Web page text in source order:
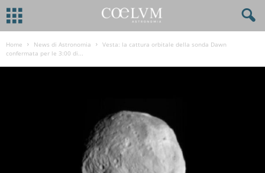
Home News di Astronomia
Vesta: la cattura orbitale della sonda Dawn
confermata per le 3:00 di...